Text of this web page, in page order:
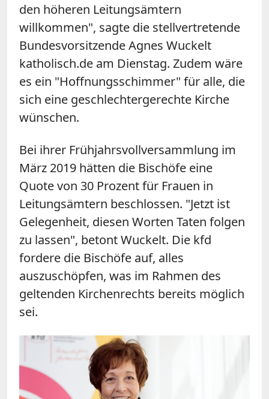
den höheren Leitungsämtern
willkommen", sagte die stellvertretende
Bundesvorsitzende Agnes Wuckelt
katholisch.de am Dienstag. Zudem wäre
es ein "Hoffnungsschimmer" für alle, die
sich eine geschlechtergerechte Kirche
wünschen.
Bei ihrer Frühjahrsvollversammlung im
März 2019 hätten die Bischöfe eine
Quote von 30 Prozent für Frauen in
Leitungsämtern beschlossen. "Jetzt ist
Gelegenheit, diesen Worten Taten folgen
zu lassen", betont Wuckelt. Die kfd
fordere die Bischöfe auf, alles
auszuschöpfen, was im Rahmen des
geltenden Kirchenrechts bereits möglich
sei.